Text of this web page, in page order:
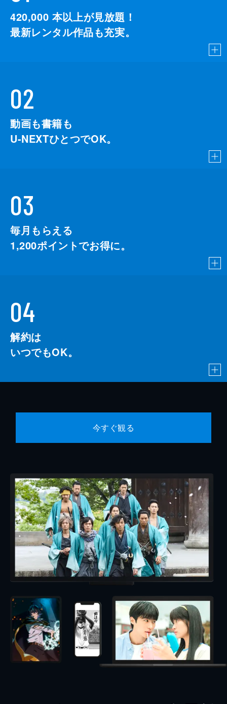
啓吾（大杉漣）と房子（森昌子）は夏美（比
嘉愛未）のことで夫婦げんかになり、気まず
くなっていた。そこへ夏美が戻って来て、
れていた新作ケーキを一心不乱に作る。翌
朝、啓吾が家に戻ると、夏美の作った新作ケ
ーキと手紙がちゅう房のテーブルに置かれて
いた。
420,000 本以上が見放題！
最新レンタル作品も充実。
02
動画も書籍も
U-NEXTひとつでOK。
03
毎月もらえる
1,200ポイントでお得に。
04
解約は
いつでもOK。
今すぐ観る